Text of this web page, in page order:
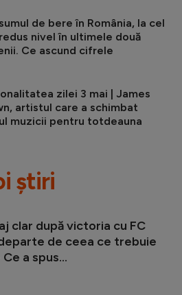
de bere în România, la cel
nivel în ultimele două
Ce ascund cifrele
zilei 3 mai | James
artistul care a schimbat
muzicii pentru totdeauna
știri
clar după victoria cu FC
de ceea ce trebuie
a spus...